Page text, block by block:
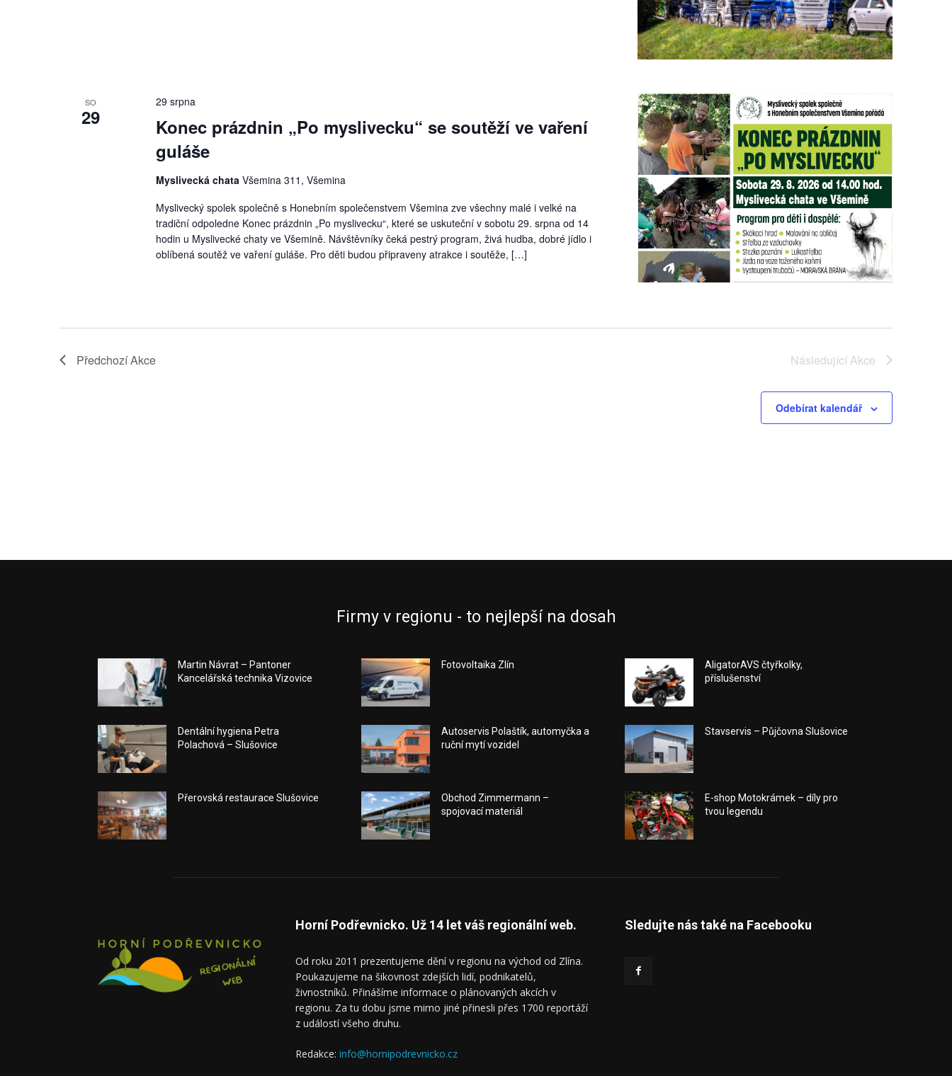
SO
29
Konec prázdnin „Po myslivecku“ se soutěží ve vaření
guláše
29 srpna
Myslivecká chata Všemina 311, Všemina
Myslivecký spolek společně s Honebním společenstvem Všemina zve všechny malé i velké na
tradiční odpoledne Konec prázdnin „Po myslivecku“, které se uskuteční v sobotu 29. srpna od 14
hodin u Myslivecké chaty ve Všemině. Návštěvníky čeká pestrý program, živá hudba, dobré jídlo i
oblíbená soutěž ve vaření guláše. Pro děti budou připraveny atrakce i soutěže, […]
PředchozíAkce NásledujícíAkce
Odebírat kalendář
Firmy v regionu - to nejlepší na dosah
Martin Návrat – Pantoner
Kancelářská technika Vizovice
Dentální hygiena Petra
Polachová – Slušovice
Přerovská restaurace Slušovice
Fotovoltaika Zlín
Autoservis Polaštík, automyčka a
ruční mytí vozidel
Obchod Zimmermann –
spojovací materiál
AligatorAVS čtyřkolky,
příslušenství
Stavservis – Půjčovna Slušovice
E-shop Motokrámek – díly pro
tvou legendu
Horní Podřevnicko. Už 14 let váš regionální web.
Od roku 2011 prezentujeme dění v regionu na východ od Zlína.
Poukazujeme na šikovnost zdejších lidí, podnikatelů,
živnostníků. Přinášíme informace o plánovaných akcích v
regionu. Za tu dobu jsme mimo jiné přinesli přes 1700 reportáží
z událostí všeho druhu.
Redakce: info@hornipodrevnicko.cz
Sledujte nás také na Facebooku